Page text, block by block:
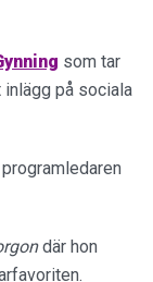
som tar
på sociala
där hon